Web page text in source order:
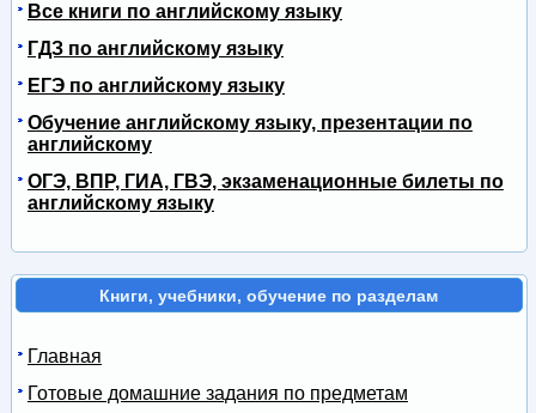
Все книги по английскому языку
ГДЗ по английскому языку
ЕГЭ по английскому языку
Обучение английскому языку, презентации по
английскому
ОГЭ, ВПР, ГИА, ГВЭ, экзаменационные билеты по
английскому языку
Книги, учебники, обучение по разделам
Главная
Готовые домашние задания по предметам